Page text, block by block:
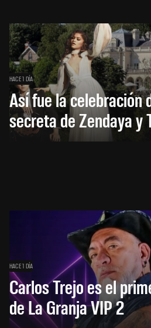
HACE 1 DÍA
Así fue la celebración
secreta de Zendaya y
HACE 1 DÍA
Carlos Trejo es el
de La Granja VIP 2